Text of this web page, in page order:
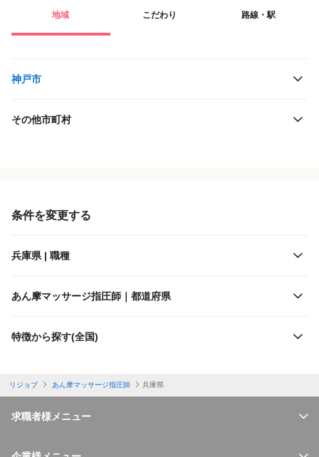
地域 こだわり 路線・駅
神戸市
その他市町村
条件を変更する
兵庫県 | 職種
あん摩マッサージ指圧師｜都道府県
特徴から探す(全国)
リジョブ あん摩マッサージ指圧師 兵庫県
求職者様メニュー